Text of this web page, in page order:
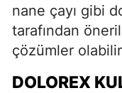
nane çayı gibi
tarafından
çözümler
DOLOREX